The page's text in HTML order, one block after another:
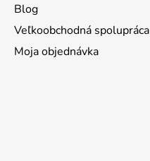
Blog
Veľkoobchodná spolupráca
Moja objednávka